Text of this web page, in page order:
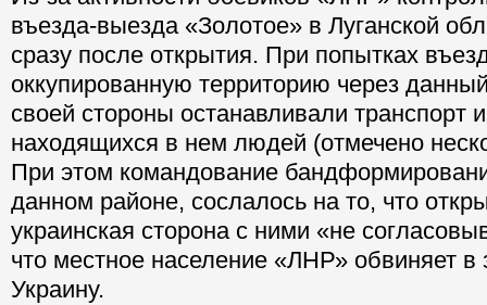
въезда-выезда «Золотое» в Луганской
сразу после открытия. При попытках
оккупированную территорию через
своей стороны останавливали транспорт
находящихся в нем людей (отмечено
При этом командование
данном районе, сослалось на то, что
украинская сторона с ними «не
что местное население «ЛНР» обвиняет в
Украину.